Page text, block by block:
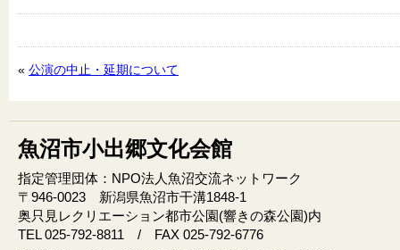
« 公演の中止・延期について
魚沼市小出郷文化会館
指定管理団体：NPO法人魚沼交流ネットワーク
〒946‐0023 新潟県魚沼市干溝1848‐1
奥只見レクリエーション都市公園(響きの森公園)内
TEL 025-792-8811 / FAX 025-792-6776